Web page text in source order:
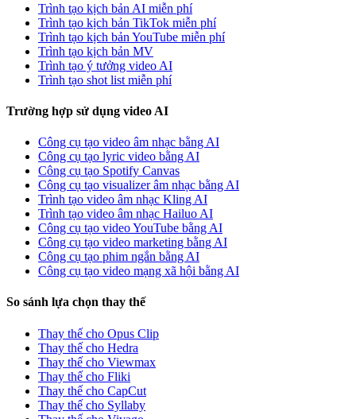
Trình tạo kịch bản AI miễn phí
Trình tạo kịch bản TikTok miễn phí
Trình tạo kịch bản YouTube miễn phí
Trình tạo kịch bản MV
Trình tạo ý tưởng video AI
Trình tạo shot list miễn phí
Trường hợp sử dụng video AI
Công cụ tạo video âm nhạc bằng AI
Công cụ tạo lyric video bằng AI
Công cụ tạo Spotify Canvas
Công cụ tạo visualizer âm nhạc bằng AI
Trình tạo video âm nhạc Kling AI
Trình tạo video âm nhạc Hailuo AI
Công cụ tạo video YouTube bằng AI
Công cụ tạo video marketing bằng AI
Công cụ tạo phim ngắn bằng AI
Công cụ tạo video mạng xã hội bằng AI
So sánh lựa chọn thay thế
Thay thế cho Opus Clip
Thay thế cho Hedra
Thay thế cho Viewmax
Thay thế cho Fliki
Thay thế cho CapCut
Thay thế cho Syllaby